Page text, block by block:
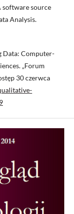
software source
Analysis.
Data: Computer-
„Forum
30 czerwca